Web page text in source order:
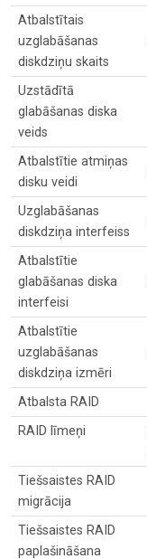
Atbalstītais
uzglabāšanas
diskdziņu skaits
Uzstādītā
glabāšanas diska
veids
Atbalstītie atmiņas
disku veidi
Uzglabāšanas
diskdziņa interfeiss
Atbalstītie
glabāšanas diska
interfeisi
Atbalstītie
uzglabāšanas
diskdziņa izmēri
Atbalsta RAID
RAID līmeņi
Tiešsaistes RAID
migrācija
Tiešsaistes RAID
paplašināšana